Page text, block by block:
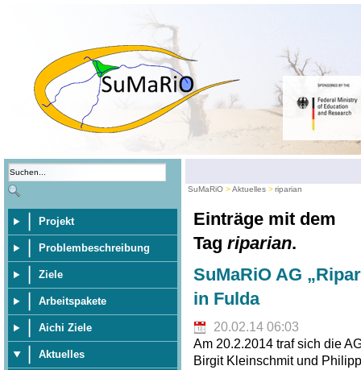
Projekt
Problembeschreibung
Ziele
Arbeitspakete
Aichi Ziele
Aktuelles
SuMaRiO Aktuelles riparian
Einträge mit dem
Tag riparian.
SuMaRiO AG
in Fulda
20.02.14 06:03
Am 20.2.2014 traf sich die
Birgit Kleinschmit und